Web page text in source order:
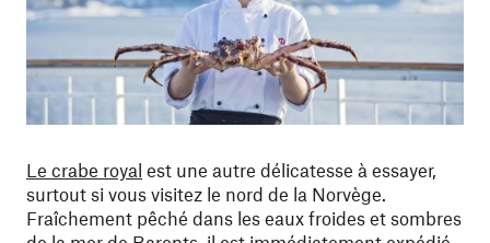
Le crabe royal est une autre délicatesse à essayer,
surtout si vous visitez le nord de la Norvège.
Fraîchement pêché dans les eaux froides et sombres